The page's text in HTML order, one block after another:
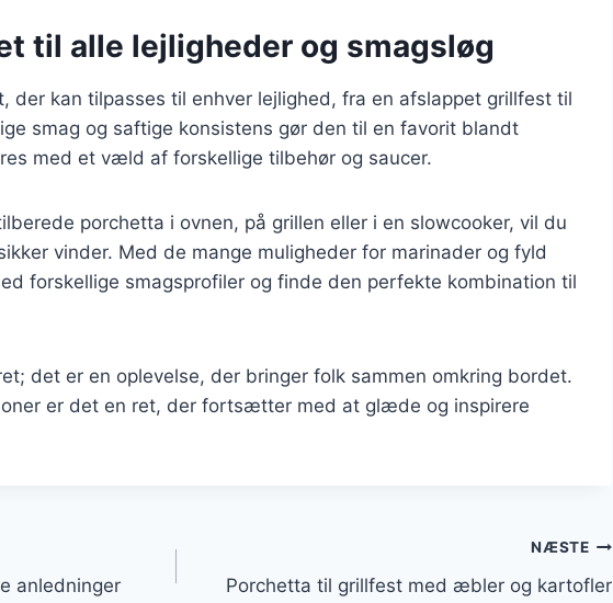
til alle lejligheder og smagsløg
der kan tilpasses til enhver lejlighed, fra en afslappet grillfest til
smag og saftige konsistens gør den til en favorit blandt
med et væld af forskellige tilbehør og saucer.
porchetta i ovnen, på grillen eller i en slowcooker, vil du
vinder. Med de mange muligheder for marinader og fyld
forskellige smagsprofiler og finde den perfekte kombination til
det er en oplevelse, der bringer folk sammen omkring bordet.
er det en ret, der fortsætter med at glæde og inspirere
anledninger
NÆSTE
Porchetta til grillfest med æbler og kartofler